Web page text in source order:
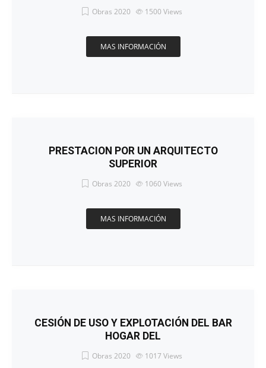
Obras 2020 1500 Views
MAS INFORMACIÓN
PRESTACION POR UN ARQUITECTO
SUPERIOR
Obras 2020 1060 Views
MAS INFORMACIÓN
CESIÓN DE USO Y EXPLOTACIÓN DEL BAR
HOGAR DEL
Obras 2020 1017 Views